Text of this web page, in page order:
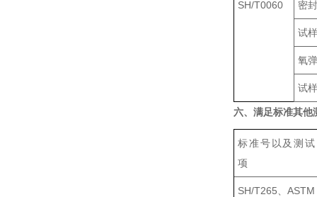
SH/T0060 密
试
氧
试
六、满足标准其他
标准号以及测试
项
SH/T265、ASTM